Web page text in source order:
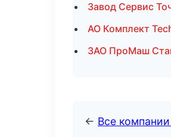
Завод Сервис
АО Комплект
ЗАО ПроМаш
← Все